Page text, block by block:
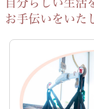
自分らしい生活
お手伝いをいた